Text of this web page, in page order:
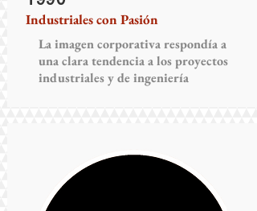
Industriales con Pasión
La imagen corporativa respondía a
una clara tendencia a los proyectos
industriales y de ingeniería